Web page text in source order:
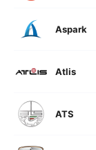
Aspark
Atlis
ATS